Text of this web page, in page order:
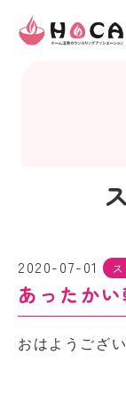
2020-07-01
あったか
おはようござ